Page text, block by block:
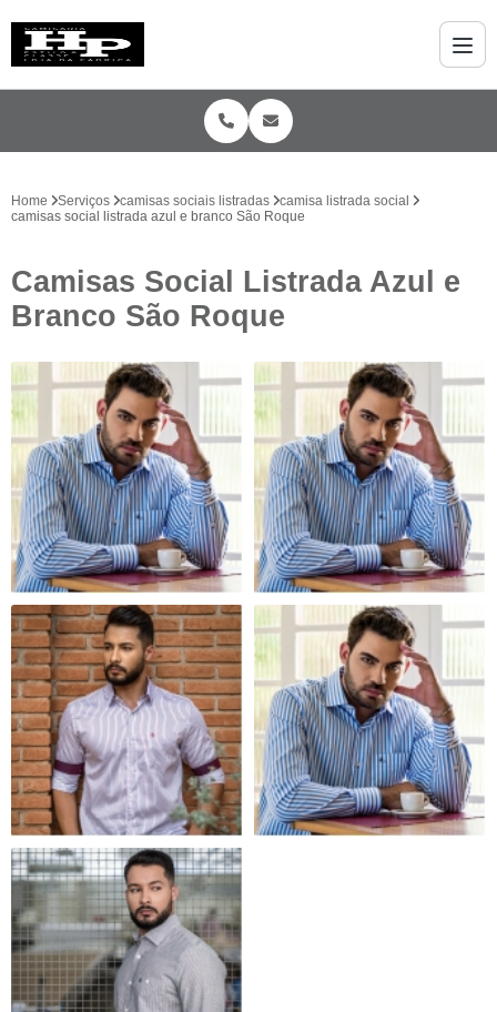
Home Serviços camisas sociais listradas
camisa listrada social
camisas social listrada azul e branco São Roque
Camisas Social Listrada Azul e
Branco São Roque